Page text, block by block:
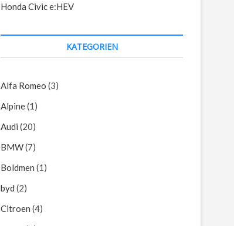
Honda Civic e:HEV
KATEGORIEN
Alfa Romeo (3)
Alpine(1)
Audi (20)
BMW(7)
Boldmen (1)
byd (2)
Citroen (4)